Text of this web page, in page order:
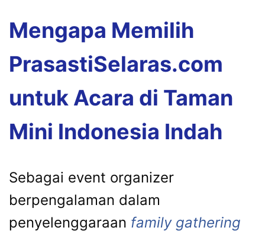
Mengapa Memilih
PrasastiSelaras.com
untuk Acara di Taman
Mini Indonesia Indah
Sebagai event organizer
berpengalaman dalam
penyelenggaraan family gathering